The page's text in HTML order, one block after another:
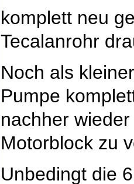
komplett neu
Tecalanrohr
Noch als
Pumpe
nachher
Motorblock zu
Unbedingt die